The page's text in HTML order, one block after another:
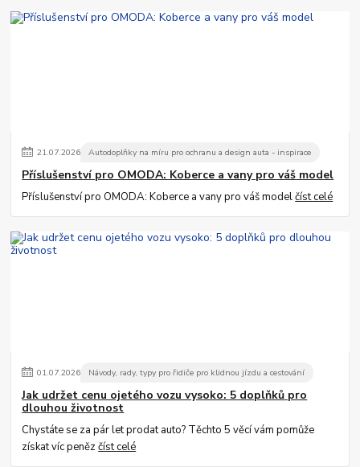
21.07.2026 Autodoplňky na míru pro ochranu a design auta - inspirace
Příslušenství pro OMODA: Koberce a vany pro váš model
Příslušenství pro OMODA: Koberce a vany pro váš modelčíst celé
01.07.2026 Návody, rady, typy pro řidiče pro klidnou jízdu a cestování
Jak udržet cenu ojetého vozu vysoko: 5 doplňků pro
dlouhou životnost
Chystáte se za pár let prodat auto? Těchto 5 věcí vám pomůže
získat víc penězčíst celé